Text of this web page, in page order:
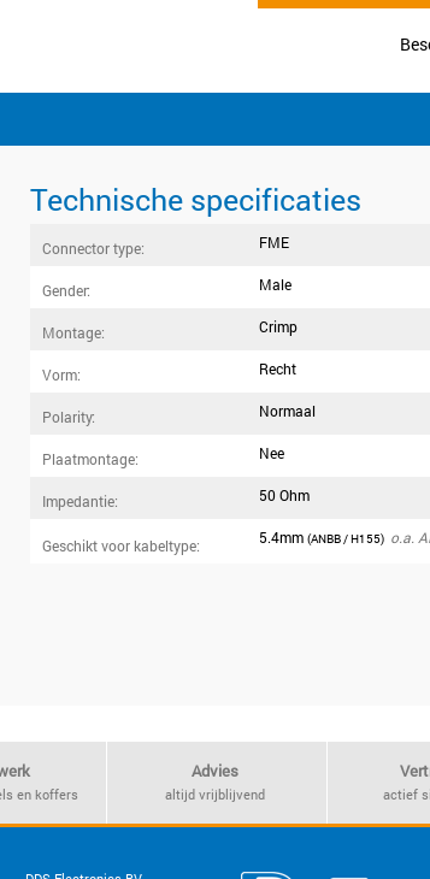
Technische specificaties
Connector type: FME
Gender: Male
Montage: Crimp
Vorm: Recht
Polarity: Normaal
Plaatmontage: Nee
Impedantie: 50 Ohm
Geschikt voor kabeltype: 5.4mm (ANBB / H155) o.a.
en koffers
Advies
altijd vrijblijvend actief